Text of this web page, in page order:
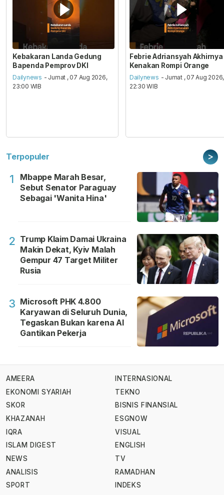
Kebakaran Landa Gedung
Bapenda Pemprov DKI
Dailynews - Jumat , 07 Aug 2026,
23:00 WIB
Febrie Adriansyah Akhirnya
Kenakan Rompi Orange
Dailynews - Jumat , 07 Aug 2026,
22:30 WIB
Terpopuler >
1
Mbappe Marah Besar,
Sebut Senator Paraguay
Sebagai 'Wanita Hina'
2 Trump Klaim Damai Ukraina
Makin Dekat, Kyiv Malah
Gempur 47 Target Militer
Rusia
3 Microsoft PHK 4.800
Karyawan di Seluruh Dunia,
Tegaskan Bukan karena AI
Gantikan Pekerja
AMEERA
EKONOMI SYARIAH
SKOR
KHAZANAH
IQRA
ISLAM DIGEST
NEWS
ANALISIS
SPORT
INTERNASIONAL
TEKNO
BISNIS FINANSIAL
ESGNOW
VISUAL
ENGLISH
TV
RAMADHAN
INDEKS